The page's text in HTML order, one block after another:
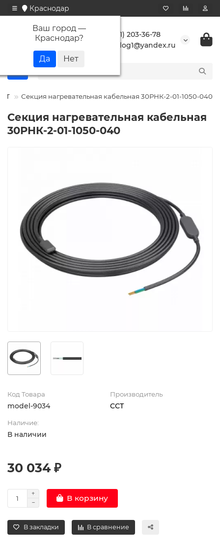
Краснодар
Ваш город —
Краснодар?
+7 (861) 203-36-78
buranlog1@yandex.ru
Секция нагревательная кабельная 30РНК-2-01-1050-040
Секция нагревательная кабельная
30РНК-2-01-1050-040
Код Товара
model-9034
Производитель
ССТ
Наличие:
В наличии
30 034 ₽
В корзину
В закладки В сравнение